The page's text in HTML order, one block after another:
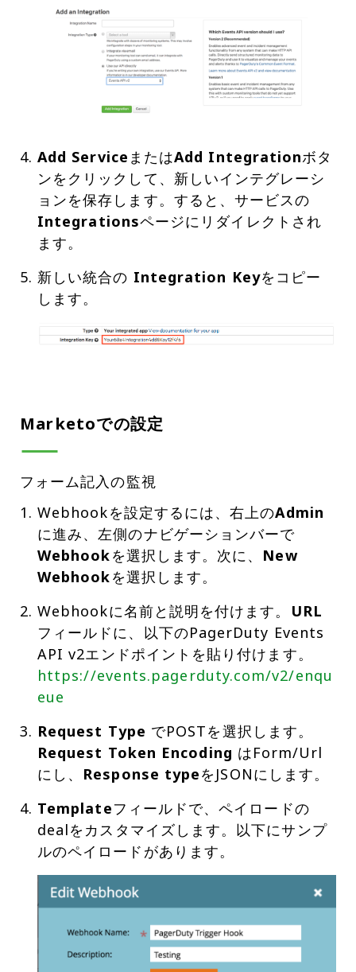
Add Service またはAdd Integrationボタ
ンをクリックして、新しいインテグレーシ
ョンを保存します。すると、サービスの
Integrationsページにリダイレクトされ
ます。
新しい統合の Integration Keyをコピー
Marketoでの設定
フォーム記入の監視
Webhookを設定するには、右上のAdmin
に進み、左側のナビゲーションバーで
Webhookを選択します。次に、 New
Webhookを選択します。
Webhookに名前と説明を付けます。
URL
フィールドに、以下のPagerDuty Events
API v2エンドポイントを貼り付けます。
https://events.pagerduty.com/v2/enqu
eue
Request Type でPOSTを選択します。
Request Token Encoding はForm/Url
にし、 Response typeをJSONにします。
Templateフィールドで、ペイロードの
dealをカスタマイズします。以下にサンプ